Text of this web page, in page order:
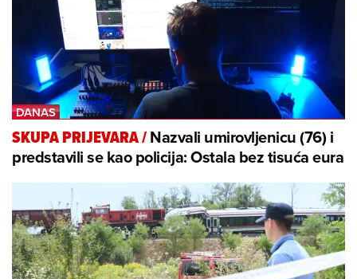
SKUPA PRIJEVARA/Nazvali umirovljenicu (76) i
predstavili se kao policija: Ostala bez tisuća eura